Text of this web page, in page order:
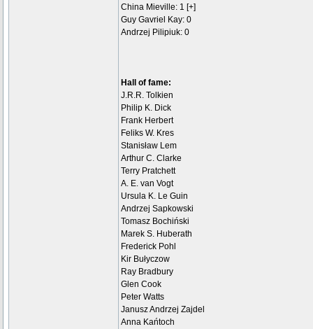
China Mieville: 1 [+]
Guy Gavriel Kay: 0
Andrzej Pilipiuk: 0
Hall of fame:
J.R.R. Tolkien
Philip K. Dick
Frank Herbert
Feliks W. Kres
Stanisław Lem
Arthur C. Clarke
Terry Pratchett
A. E. van Vogt
Ursula K. Le Guin
Andrzej Sapkowski
Tomasz Bochiński
Marek S. Huberath
Frederick Pohl
Kir Bułyczow
Ray Bradbury
Glen Cook
Peter Watts
Janusz Andrzej Zajdel
Anna Kańtoch